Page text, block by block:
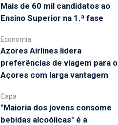
Mais de 60 mil candidatos ao
Ensino Superior na 1.ª fase
Economia
Azores Airlines lidera
preferências de viagem para
Açores com larga vantagem
Capa
"Maioria dos jovens consome
bebidas alcoólicas" é a